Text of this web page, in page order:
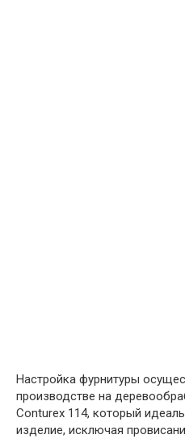
Настройка фурнитуры
производстве на
Conturex 114, который
изделие, исключая